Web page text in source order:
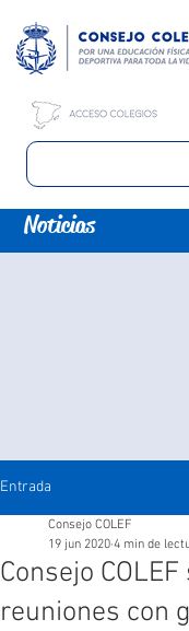
Noticias
Entrada
Consejo
reuniones con
Consejo COLEF
19 jun 2020 4 min de